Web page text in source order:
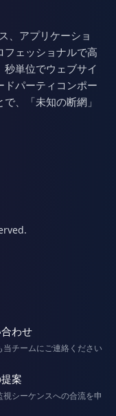
、アプリケーショ
フェッショナルで高
単位でウェブサイ
ドパーティコンポー
、「未知の断網」
わせ
当チームにご連絡ください
案
視シーケンスへの合流を申